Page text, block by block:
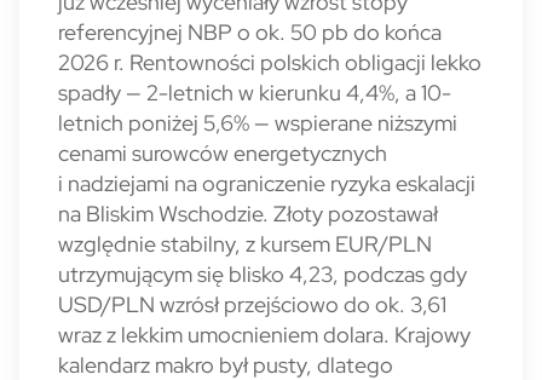
referencyjnej NBP o ok. 50 pb do końca
2026 r. Rentowności polskich obligacji lekko
spadły — 2-letnich w kierunku 4,4%, a 10-
letnich poniżej 5,6% — wspierane niższymi
cenami surowców energetycznych
i nadziejami na ograniczenie ryzyka eskalacji
na Bliskim Wschodzie. Złoty pozostawał
względnie stabilny, z kursem EUR/PLN
utrzymującym się blisko 4,23, podczas gdy
USD/PLN wzrósł przejściowo do ok. 3,61
wraz z lekkim umocnieniem dolara. Krajowy
kalendarz makro był pusty, dlatego